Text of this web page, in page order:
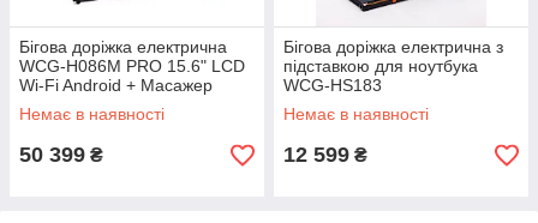
Бігова доріжка електрична
WCG-H086M PRO 15.6" LСD
Wi-Fi Android + Масажер
Безкоштовна доставка
Немає в наявності
50 399 ₴
Бігова доріжка електрична з
підставкою для ноутбука
WCG-HS183
Немає в наявності
12 599 ₴